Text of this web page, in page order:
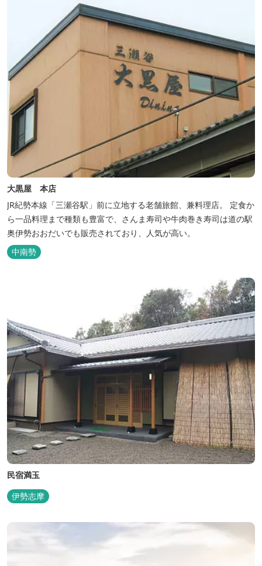
点として、当ホテルは快適さを追...
大黒屋 本店
JR紀勢本線「三瀬谷駅」前に立地する老舗旅館、兼料理店。 定食か
ら一品料理まで種類も豊富で、さんま寿司や牛肉巻き寿司は道の駅
奥伊勢おおだいでも販売されており、人気が高い。
中南勢
民宿満玉
伊勢志摩